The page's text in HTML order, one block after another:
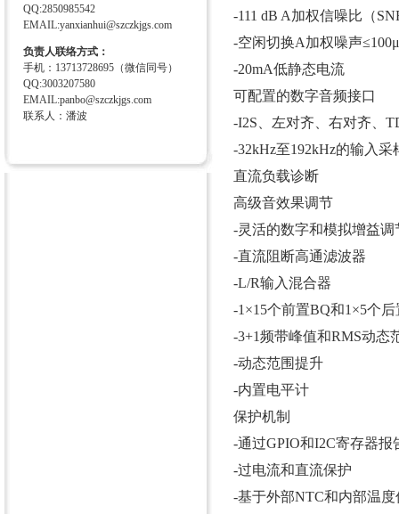
QQ:2850985542
EMAIL:yanxianhui@szczkjgs.com
负责人联络方式：
手机：13713728695（微信同号）
QQ:3003207580
EMAIL:panbo@szczkjgs.com
联系人：潘波
-111 dB A加权信噪比（
-空闲切换A加权噪声
-20mA低静态电流
可配置的数字音频接口
-I2S、左对齐、右对齐、
-32kHz至192kHz的输入采
直流负载诊断
高级音效果调节
-灵活的数字和模拟增益调
-直流阻断高通滤波器
-L/R输入混合器
-1×15个前置BQ和1×5个
-3+1频带峰值和RMS动态
-动态范围提升
-内置电平计
保护机制
-通过GPIO和I2C寄存器报
-过电流和直流保护
-基于外部NTC和内部温